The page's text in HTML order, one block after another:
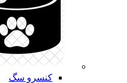
کنسرو سگ